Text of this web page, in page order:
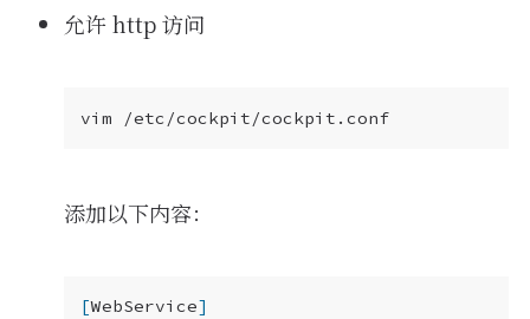
允许 http 访问
添加以下内容：
[WebService]